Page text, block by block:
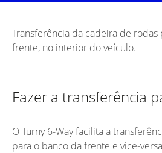
Transferência da cadeira de rodas
frente, no interior do veículo.
Fazer a transferência
O Turny 6-Way facilita a
para o banco da frente e vice-